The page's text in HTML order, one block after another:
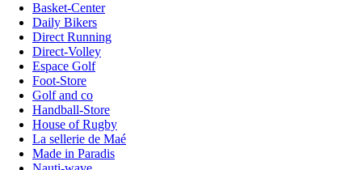
Basket-Center
Daily Bikers
Direct Running
Direct-Volley
Espace Golf
Foot-Store
Golf and co
Handball-Store
House of Rugby
La sellerie de Maé
Made in Paradis